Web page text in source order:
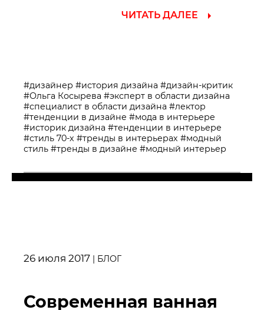
ЧИТАТЬ ДАЛЕЕ
#дизайнер #история дизайна #дизайн-критик
#Ольга Косырева #эксперт в области дизайна
#специалист в области дизайна #лектор
#тенденции в дизайне #мода в интерьере
#историк дизайна #тенденции в интерьере
#стиль 70-х #тренды в интерьерах #модный
стиль #тренды в дизайне #модный интерьер
26 июля 2017 | БЛОГ
Современная ванная